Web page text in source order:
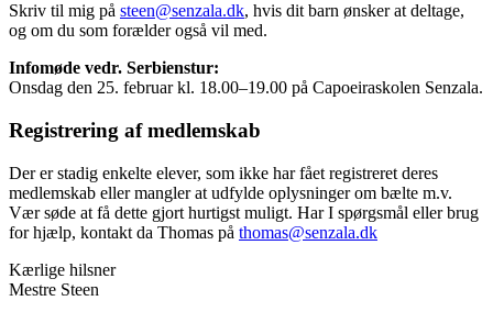
Skriv til mig på steen@senzala.dk, hvis dit barn ønsker at deltage,
og om du som forælder også vil med.
Infomøde vedr. Serbienstur:
Onsdag den 25. februar kl. 18.00–19.00 på Capoeiraskolen Senzala.
Registrering af medlemskab
Der er stadig enkelte elever, som ikke har fået registreret deres
medlemskab eller mangler at udfylde oplysninger om bælte m.v.
Vær søde at få dette gjort hurtigst muligt. Har I spørgsmål eller brug
for hjælp, kontakt da Thomas på thomas@senzala.dk
Kærlige hilsner
Mestre Steen